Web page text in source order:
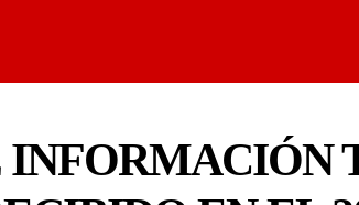
INFORMACIÓN